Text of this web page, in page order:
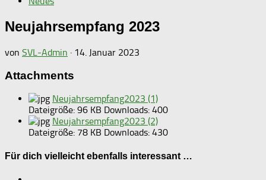
Neujahrsempfang 2023
von SVL-Admin · 14. Januar 2023
Attachments
Neujahrsempfang2023 (1)
Dateigröße: 96 KB Downloads: 400
Neujahrsempfang2023 (2)
Dateigröße: 78 KB Downloads: 430
Für dich vielleicht ebenfalls interessant …